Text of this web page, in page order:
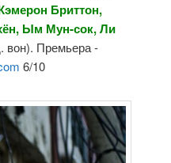
Бриттон,
Ым Мун-сок, Ли
вон). Премьера -
6/10